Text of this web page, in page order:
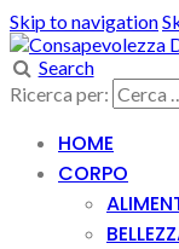
Skip to navigation
Search
Ricerca per:
HOME
CORPO